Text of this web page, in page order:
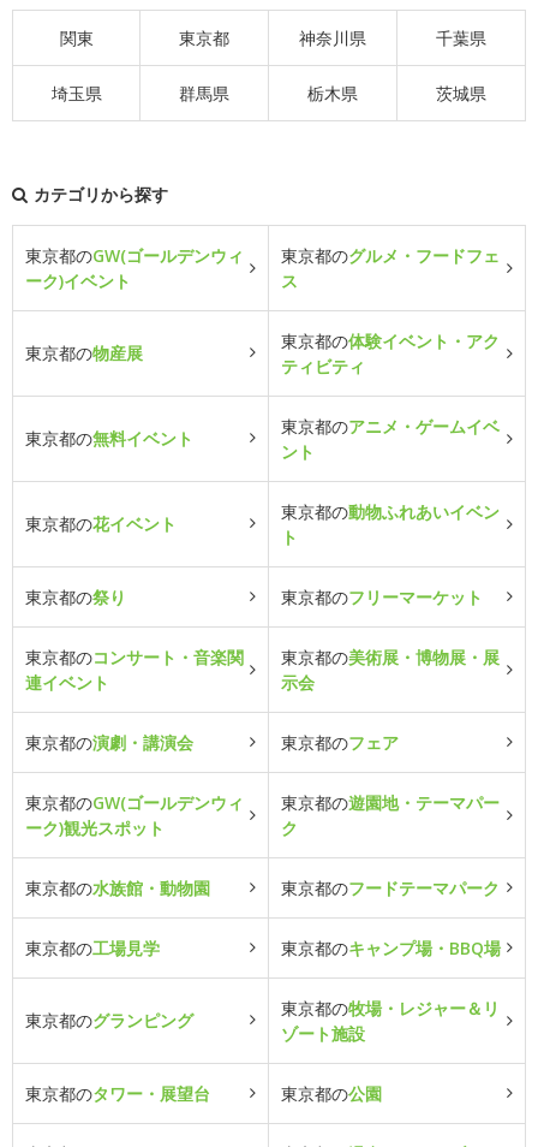
関東 東京都 神奈川県 千葉県
埼玉県 群馬県 栃木県 茨城県
カテゴリから探す
東京都のGW(ゴールデンウィ
ーク)イベント
東京都のグルメ・フードフェ
ス
東京都の物産展
東京都の体験イベント・アク
ティビティ
東京都の無料イベント
東京都のアニメ・ゲームイベ
ント
東京都の花イベント
東京都の動物ふれあいイベン
ト
東京都の祭り 東京都のフリーマーケット
東京都のコンサート・音楽関
連イベント
東京都の美術展・博物展・展
示会
東京都の演劇・講演会 東京都のフェア
東京都のGW(ゴールデンウィ
ーク)観光スポット
東京都の遊園地・テーマパー
ク
東京都の水族館・動物園 東京都のフードテーマパーク
東京都の工場見学 東京都のキャンプ場・BBQ場
東京都のグランピング
東京都の牧場・レジャー＆リ
ゾート施設
東京都のタワー・展望台 東京都の公園